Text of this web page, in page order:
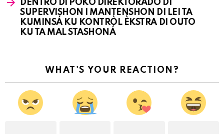
DENTRO DI POKO DIREKTORADO DI
SUPERVISHON I MANTENSHON DI LEI TA
KUMINSÁ KU KONTRÒL ÈKSTRA DI OUTO
KU TA MAL STASHONÁ
WHAT'S YOUR REACTION?